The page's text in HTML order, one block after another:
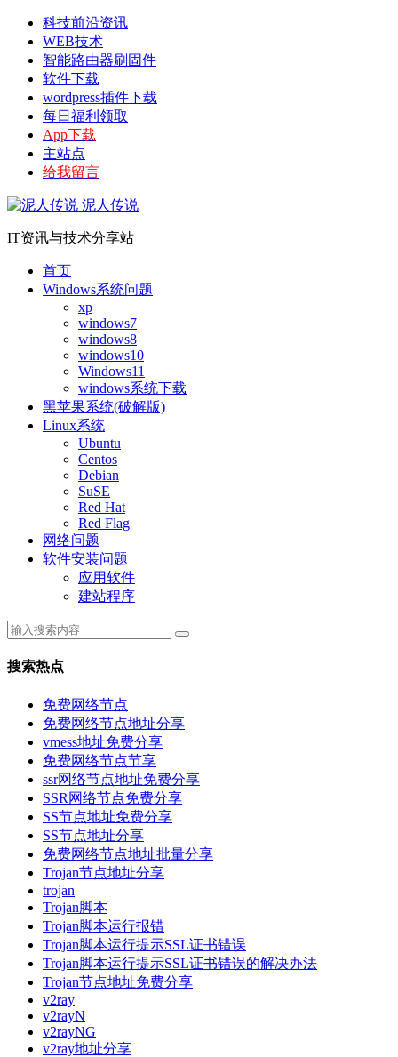
科技前沿资讯
WEB技术
智能路由器刷固件
软件下载
wordpress插件下载
每日福利领取
App下载
主站点
给我留言
泥人传说
IT资讯与技术分享站
首页
Windows系统问题
xp
windows7
windows8
windows10
Windows11
windows系统下载
黑苹果系统(破解版)
Linux系统
Ubuntu
Centos
Debian
SuSE
Red Hat
Red Flag
网络问题
软件安装问题
应用软件
建站程序
搜索热点
免费网络节点
免费网络节点地址分享
vmess地址免费分享
免费网络节点节享
ssr网络节点地址免费分享
SSR网络节点免费分享
SS节点地址免费分享
SS节点地址分享
免费网络节点地址批量分享
Trojan节点地址分享
trojan
Trojan脚本
Trojan脚本运行报错
Trojan脚本运行提示SSL证书错误
Trojan脚本运行提示SSL证书错误的解决办法
Trojan节点地址免费分享
v2ray
v2rayN
v2rayNG
v2ray地址分享